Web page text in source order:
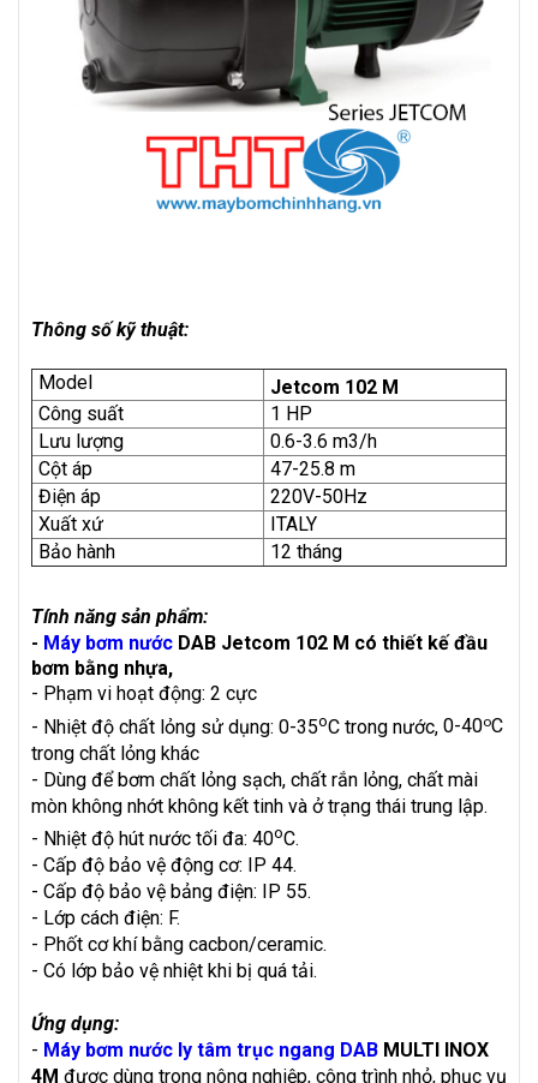
Thông số kỹ thuật:
Model
Jetcom 102 M
Công suất
1 HP
Lưu lượng
0.6-3.6 m3/h
Cột áp
47-25.8 m
Điện áp
220V-50Hz
Xuất xứ
ITALY
Bảo hành
12 tháng
Tính năng sản phẩm:
- Máy bơm nước DAB Jetcom 102 M có thiết kế đầu
bơm bằng nhựa,
- Phạm vi hoạt động: 2 cực
- Nhiệt độ chất lỏng sử dụng: 0-35oC trong nước, 0-40oC
trong chất lỏng khác
- Dùng để bơm chất lỏng sạch, chất rắn lỏng, chất mài
mòn không nhớt không kết tinh và ở trạng thái trung lập.
- Nhiệt độ hút nước tối đa: 40oC.
- Cấp độ bảo vệ động cơ: IP 44.
- Cấp độ bảo vệ bảng điện: IP 55.
- Lớp cách điện: F.
- Phốt cơ khí bằng cacbon/ceramic.
- Có lớp bảo vệ nhiệt khi bị quá tải.
Ứng dụng:
- Máy bơm nước ly tâm trục ngang DAB MULTI INOX
4M được dùng trong nông nghiệp, công trình nhỏ, phục vụ